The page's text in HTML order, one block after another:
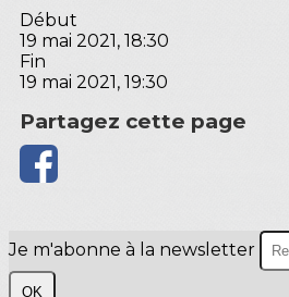
Début
19 mai 2021, 18:30
Fin
19 mai 2021, 19:30
Partagez cette page
Je m'abonne à la newsletter
OK